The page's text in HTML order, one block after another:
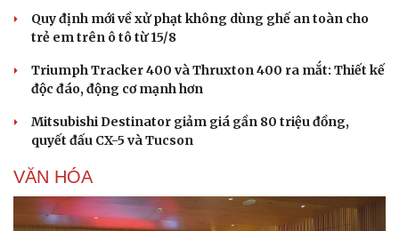
Quy định mới về xử phạt không dùng ghế an toàn cho
trẻ em trên ô tô từ 15/8
Triumph Tracker 400 và Thruxton 400 ra mắt: Thiết kế
độc đáo, động cơ mạnh hơn
Mitsubishi Destinator giảm giá gần 80 triệu đồng,
quyết đấu CX-5 và Tucson
VĂN HÓA